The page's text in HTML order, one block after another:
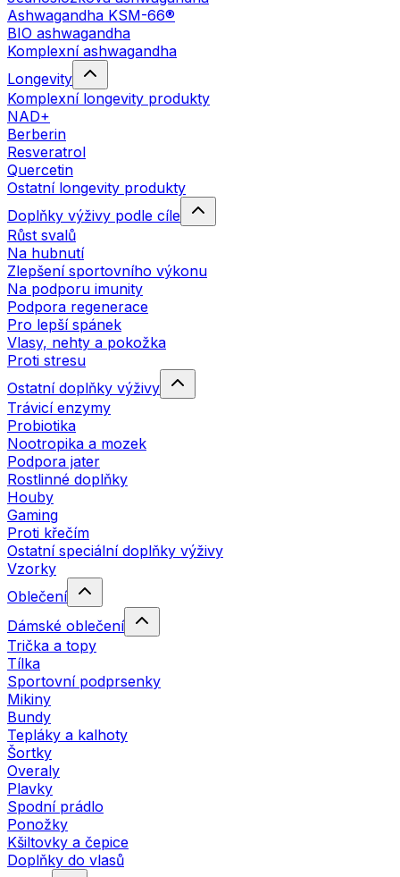
Ashwagandha KSM-66®
BIO ashwagandha
Komplexní ashwagandha
Longevity
Komplexní longevity produkty
NAD+
Berberin
Resveratrol
Quercetin
Ostatní longevity produkty
Doplňky výživy podle cíle
Růst svalů
Na hubnutí
Zlepšení sportovního výkonu
Na podporu imunity
Podpora regenerace
Pro lepší spánek
Vlasy, nehty a pokožka
Proti stresu
Ostatní doplňky výživy
Trávicí enzymy
Probiotika
Nootropika a mozek
Podpora jater
Rostlinné doplňky
Houby
Gaming
Proti křečím
Ostatní speciální doplňky výživy
Vzorky
Oblečení
Dámské oblečení
Trička a topy
Tílka
Sportovní podprsenky
Mikiny
Bundy
Tepláky a kalhoty
Šortky
Overaly
Plavky
Spodní prádlo
Ponožky
Kšiltovky a čepice
Doplňky do vlasů